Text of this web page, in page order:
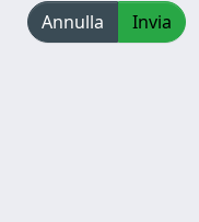
Annulla Invia